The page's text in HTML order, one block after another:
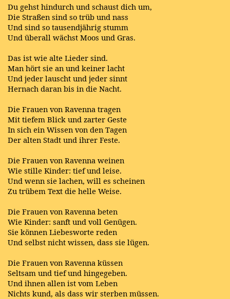
Du gehst hindurch und schaust dich um,
Die Straßen sind so trüb und nass
Und sind so tausendjährig stumm
Und überall wächst Moos und Gras.
Das ist wie alte Lieder sind.
Man hört sie an und keiner lacht
Und jeder lauscht und jeder sinnt
Hernach daran bis in die Nacht.
Die Frauen von Ravenna tragen
Mit tiefem Blick und zarter Geste
In sich ein Wissen von den Tagen
Der alten Stadt und ihrer Feste.
Die Frauen von Ravenna weinen
Wie stille Kinder: tief und leise.
Und wenn sie lachen, will es scheinen
Zu trübem Text die helle Weise.
Die Frauen von Ravenna beten
Wie Kinder: sanft und voll Genügen.
Sie können Liebesworte reden
Und selbst nicht wissen, dass sie lügen.
Die Frauen von Ravenna küssen
Seltsam und tief und hingegeben.
Und ihnen allen ist vom Leben
Nichts kund, als dass wir sterben müssen.